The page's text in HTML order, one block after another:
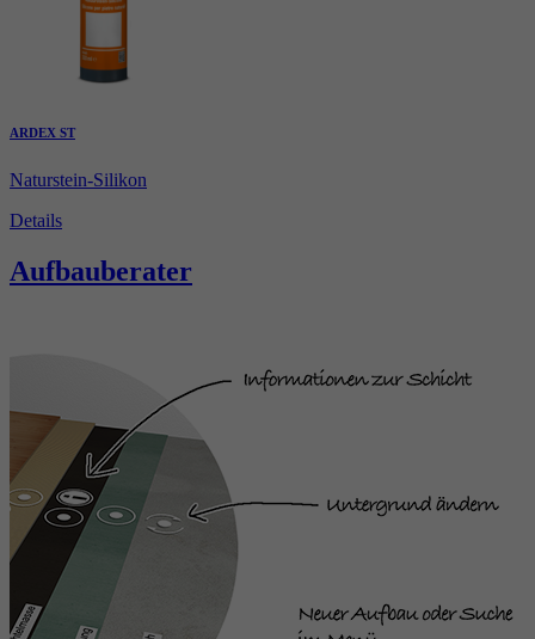
ARDEX ST
Naturstein-Silikon
Details
Aufbauberater